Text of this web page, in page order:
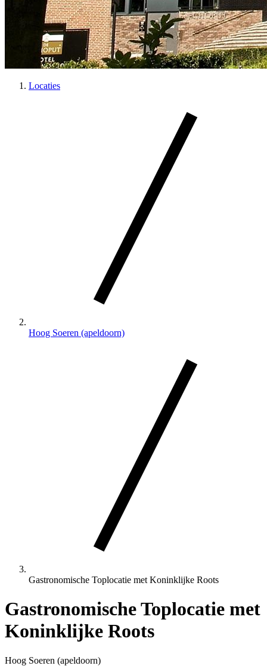
Locaties
Hoog Soeren (apeldoorn)
Gastronomische Toplocatie met Koninklijke Roots
Gastronomische Toplocatie met
Koninklijke Roots
Hoog Soeren (apeldoorn)